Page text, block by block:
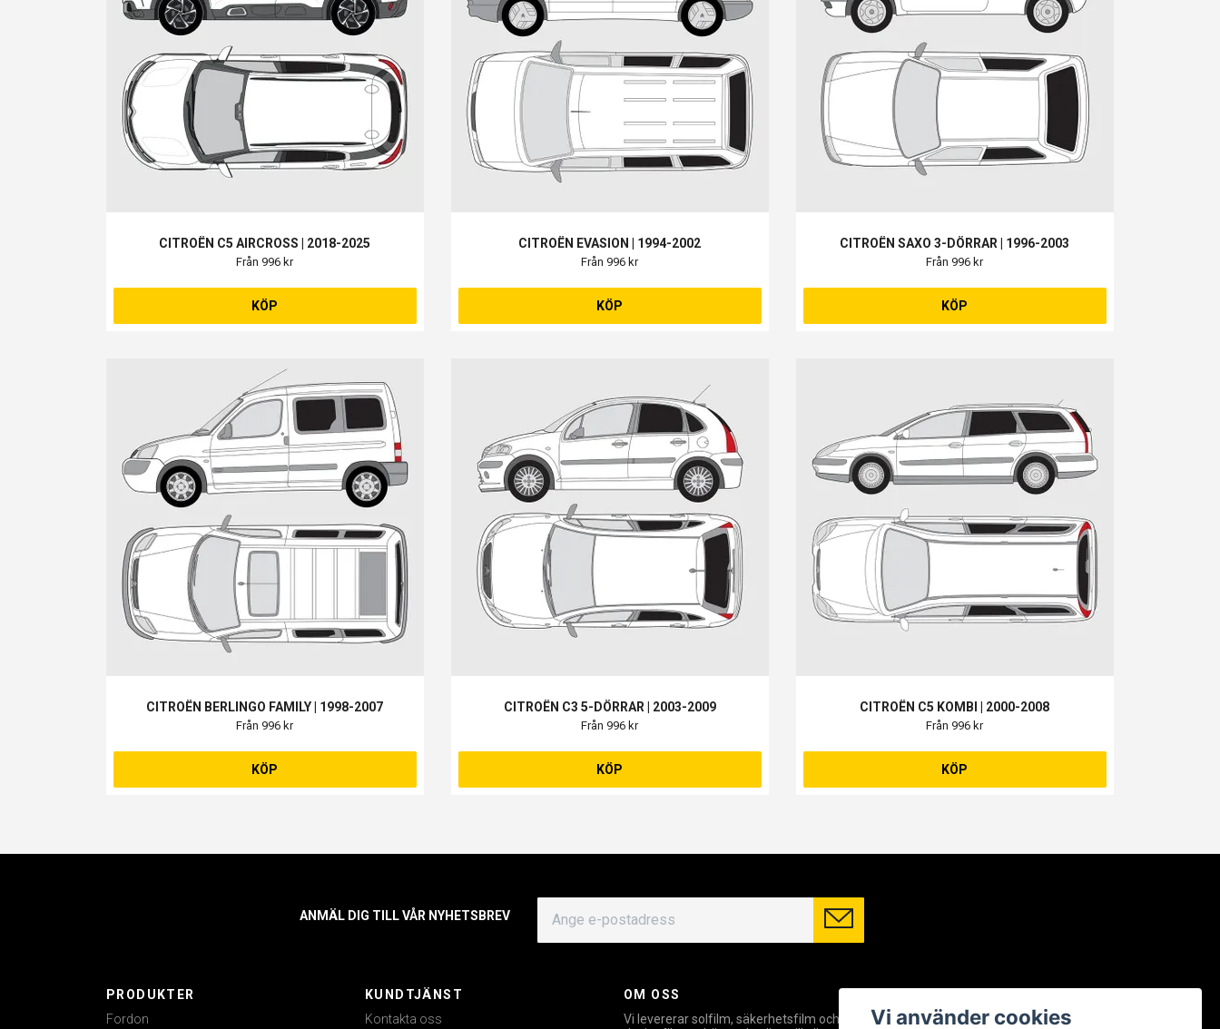
CITROËN C5 AIRCROSS | 2018-2025
Från 996 kr
KÖP
CITROËN EVASION | 1994-2002
Från 996 kr
KÖP
CITROËN SAXO 3-DÖRRAR | 1996-2003
Från 996 kr
KÖP
CITROËN BERLINGO FAMILY | 1998-2007
Från 996 kr
KÖP
CITROËN C3 5-DÖRRAR | 2003-2009
Från 996 kr
KÖP
CITROËN C5 KOMBI | 2000-2008
Från 996 kr
KÖP
ANMÄL DIG TILL VÅR NYHETSBREV
PRODUKTER
Fordon
KUNDTJÄNST
Kontakta oss
OM OSS
Vi levererar solfilm, säkerhetsfilm och
Facebook
Vi använder cookies